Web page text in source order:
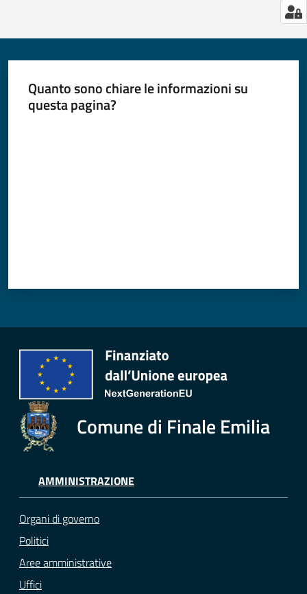
Quanto sono chiare le informazioni su
questa pagina?
Comune di Finale Emilia
AMMINISTRAZIONE
Organi di governo
Politici
Aree amministrative
Uffici